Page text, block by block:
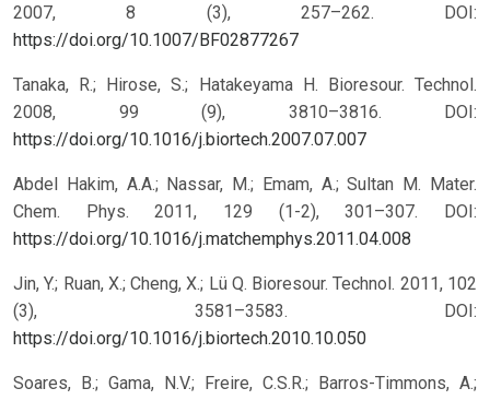
2007, 8 (3), 257–262. DOI:
https://doi.org/10.1007/BF02877267
Tanaka, R.; Hirose, S.; Hatakeyama H. Bioresour. Technol.
2008, 99 (9), 3810–3816. DOI:
https://doi.org/10.1016/j.biortech.2007.07.007
Abdel Hakim, A.A.; Nassar, M.; Emam, A.; Sultan M. Mater.
Chem. Phys. 2011, 129 (1-2), 301–307. DOI:
https://doi.org/10.1016/j.matchemphys.2011.04.008
Jin, Y.; Ruan, X.; Cheng, X.; Lü Q. Bioresour. Technol. 2011, 102
(3), 3581–3583. DOI:
https://doi.org/10.1016/j.biortech.2010.10.050
Soares, B.; Gama, N.V.; Freire, C.S.R.; Barros-Timmons, A.;